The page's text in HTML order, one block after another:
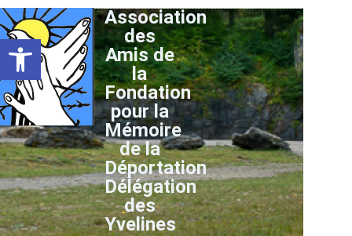
Ouvrir la barre d’outils
Association
des
Amis de
la
Fondation
pour la
Mémoire
de la
Déportation
Délégation
des
Yvelines